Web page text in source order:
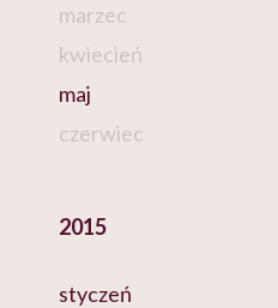
marzec
kwiecień
maj
czerwiec
2015
styczeń